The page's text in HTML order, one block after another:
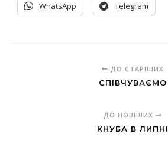
WhatsApp Telegram
ДО СТАРІШИХ
СПІВЧУВАЄМО
ДО НОВІШИХ
КНУБА В ЛИПНІ